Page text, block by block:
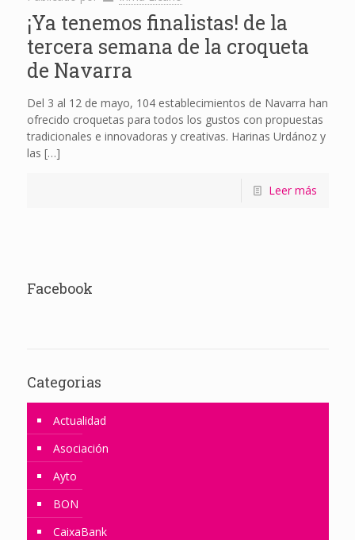
¡Ya tenemos finalistas! de la
tercera semana de la croqueta
de Navarra
Del 3 al 12 de mayo, 104 establecimientos de Navarra han
ofrecido croquetas para todos los gustos con propuestas
tradicionales e innovadoras y creativas. Harinas Urdánoz y
las […]
Leer más
Facebook
Categorias
Actualidad
Asociación
Ayto
BON
CaixaBank